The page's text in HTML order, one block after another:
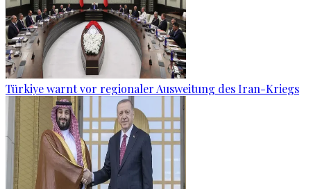
Türkiye warnt vor regionaler Ausweitung des Iran-Kriegs